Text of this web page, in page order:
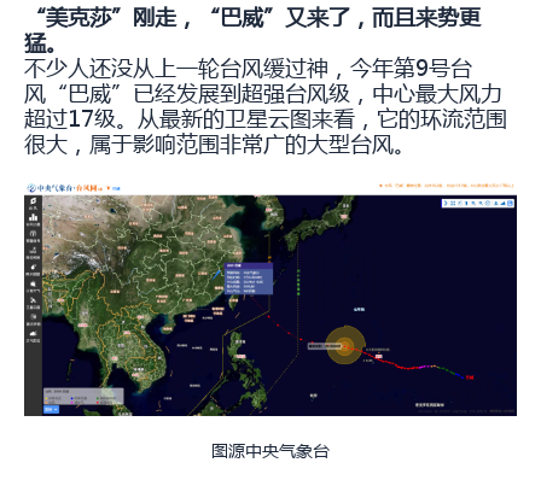
“美克莎”刚走，“巴威”又来了，而且来势更
猛。
不少人还没从上一轮台风缓过神，今年第9号台
风“巴威”已经发展到超强台风级，中心最大风力
超过17级。从最新的卫星云图来看，它的环流范围
很大，属于影响范围非常广的大型台风。
图源中央气象台